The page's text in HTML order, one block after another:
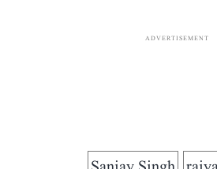
ADVERTISEMENT